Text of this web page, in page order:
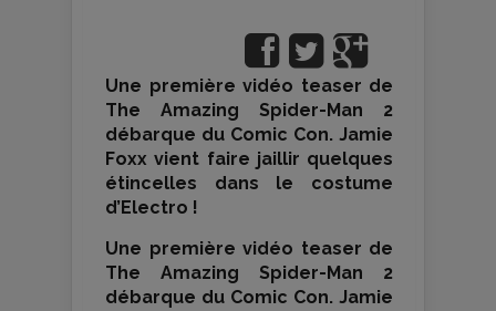
Une première vidéo teaser de
The Amazing Spider-Man 2
débarque du Comic Con. Jamie
Foxx vient faire jaillir quelques
étincelles dans le costume
d’Electro !
Une première vidéo teaser de
The Amazing Spider-Man 2
débarque du Comic Con. Jamie